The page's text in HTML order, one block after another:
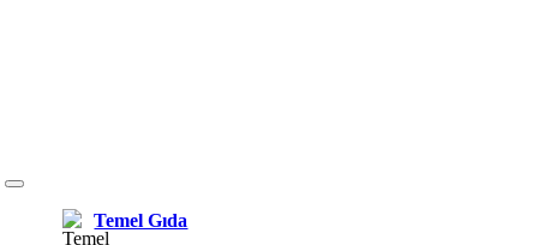
Temel Gıda